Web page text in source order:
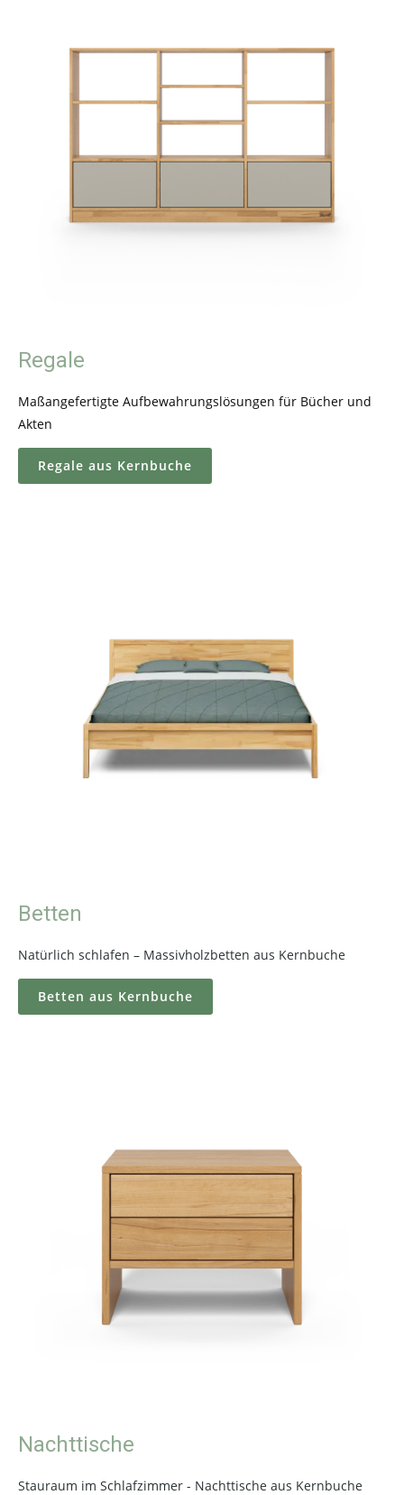
Regale
Maßangefertigte Aufbewahrungslösungen für Bücher und
Akten
Regale aus Kernbuche
Betten
Natürlich schlafen – Massivholzbetten aus Kernbuche
Betten aus Kernbuche
Nachttische
Stauraum im Schlafzimmer - Nachttische aus Kernbuche